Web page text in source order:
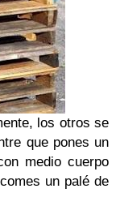
los otros se
que pones un
medio cuerpo
un palé de